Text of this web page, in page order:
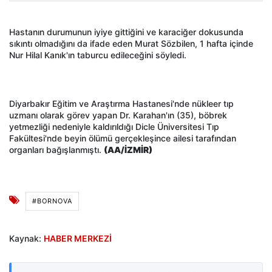
Hastanın durumunun iyiye gittiğini ve karaciğer dokusunda
sıkıntı olmadığını da ifade eden Murat Sözbilen, 1 hafta içinde
Nur Hilal Kanık'ın taburcu edileceğini söyledi.
Diyarbakır Eğitim ve Araştırma Hastanesi'nde nükleer tıp
uzmanı olarak görev yapan Dr. Karahan'ın (35), böbrek
yetmezliği nedeniyle kaldırıldığı Dicle Üniversitesi Tıp
Fakültesi'nde beyin ölümü gerçekleşince ailesi tarafından
organları bağışlanmıştı. (AA/İZMİR)
#BORNOVA
Kaynak: HABER MERKEZİ